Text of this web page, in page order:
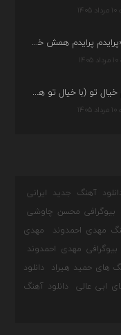
دانلود آهنگ امیر غلامی به نام «پرایدم پرایدم همش خرابه یار نیو کنارم دیگه پولی نداروم (ریمیکس اینستاگرام)»
دانلود آهنگ محسن یگانه به نام خیال تو (با خیال تو هنوزم مثل هر روز و همیشه ریمیکس)
آهنگ جدید ایرانی
بیوگرافی محسن چاوشی
مهدی احمدوند
مهدی
بیوگرافی مهدی احمدوند
های حمید هیراد
دانلود
ابی عالی
دانلود آهنگ